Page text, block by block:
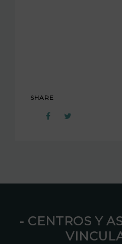
SHARE
⁃ CENTROS Y